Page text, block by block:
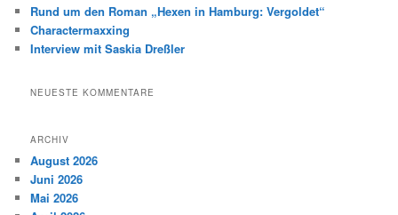
Rund um den Roman „Hexen in Hamburg: Vergoldet“
Charactermaxxing
Interview mit Saskia Dreßler
NEUESTE KOMMENTARE
ARCHIV
August 2026
Juni 2026
Mai 2026